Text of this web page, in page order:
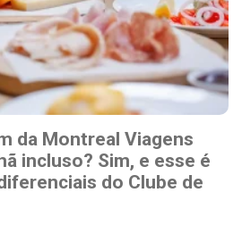
da Montreal Viagens
incluso? Sim, e esse é
do Clube de